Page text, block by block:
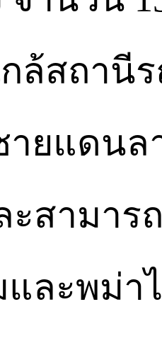
ล้สถานี
ยแดนล
ะสามาร
และพม่า